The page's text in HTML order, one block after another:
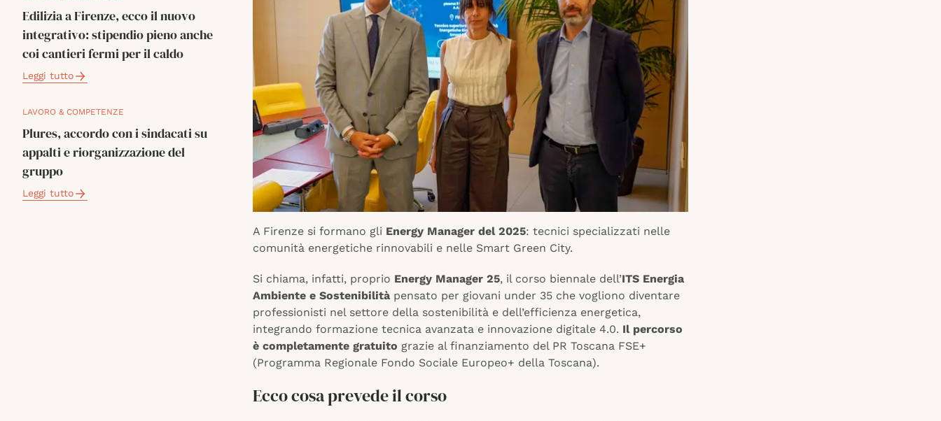
Edilizia a Firenze, ecco il nuovo
integrativo: stipendio pieno anche
coi cantieri fermi per il caldo
Leggi tutto
LAVORO & COMPETENZE
Plures, accordo con i sindacati su
appalti e riorganizzazione del
gruppo
Leggi tutto
A Firenze si formano gli Energy Manager del 2025: tecnici specializzati nelle
comunità energetiche rinnovabili e nelle Smart Green City.
Si chiama, infatti, proprio Energy Manager 25, il corso biennale dell’ITS Energia
Ambiente e Sostenibilità pensato per giovani under 35 che vogliono diventare
professionisti nel settore della sostenibilità e dell’efficienza energetica,
integrando formazione tecnica avanzata e innovazione digitale 4.0. Il percorso
è completamente gratuito grazie al finanziamento del PR Toscana FSE+
(Programma Regionale Fondo Sociale Europeo+ della Toscana).
Ecco cosa prevede il corso